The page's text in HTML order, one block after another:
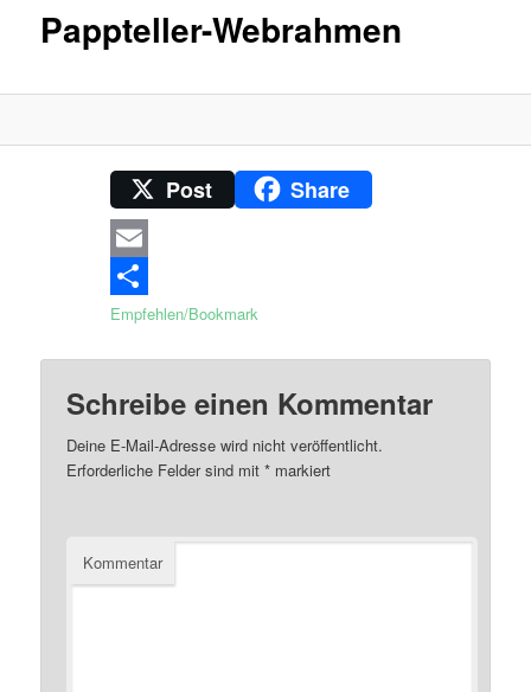
Pappteller-Webrahmen
Post Share
Email
Empfehlen/Bookmark
Schreibe einen Kommentar
Deine E-Mail-Adresse wird nicht veröffentlicht.
Erforderliche Felder sind mit* markiert
Kommentar